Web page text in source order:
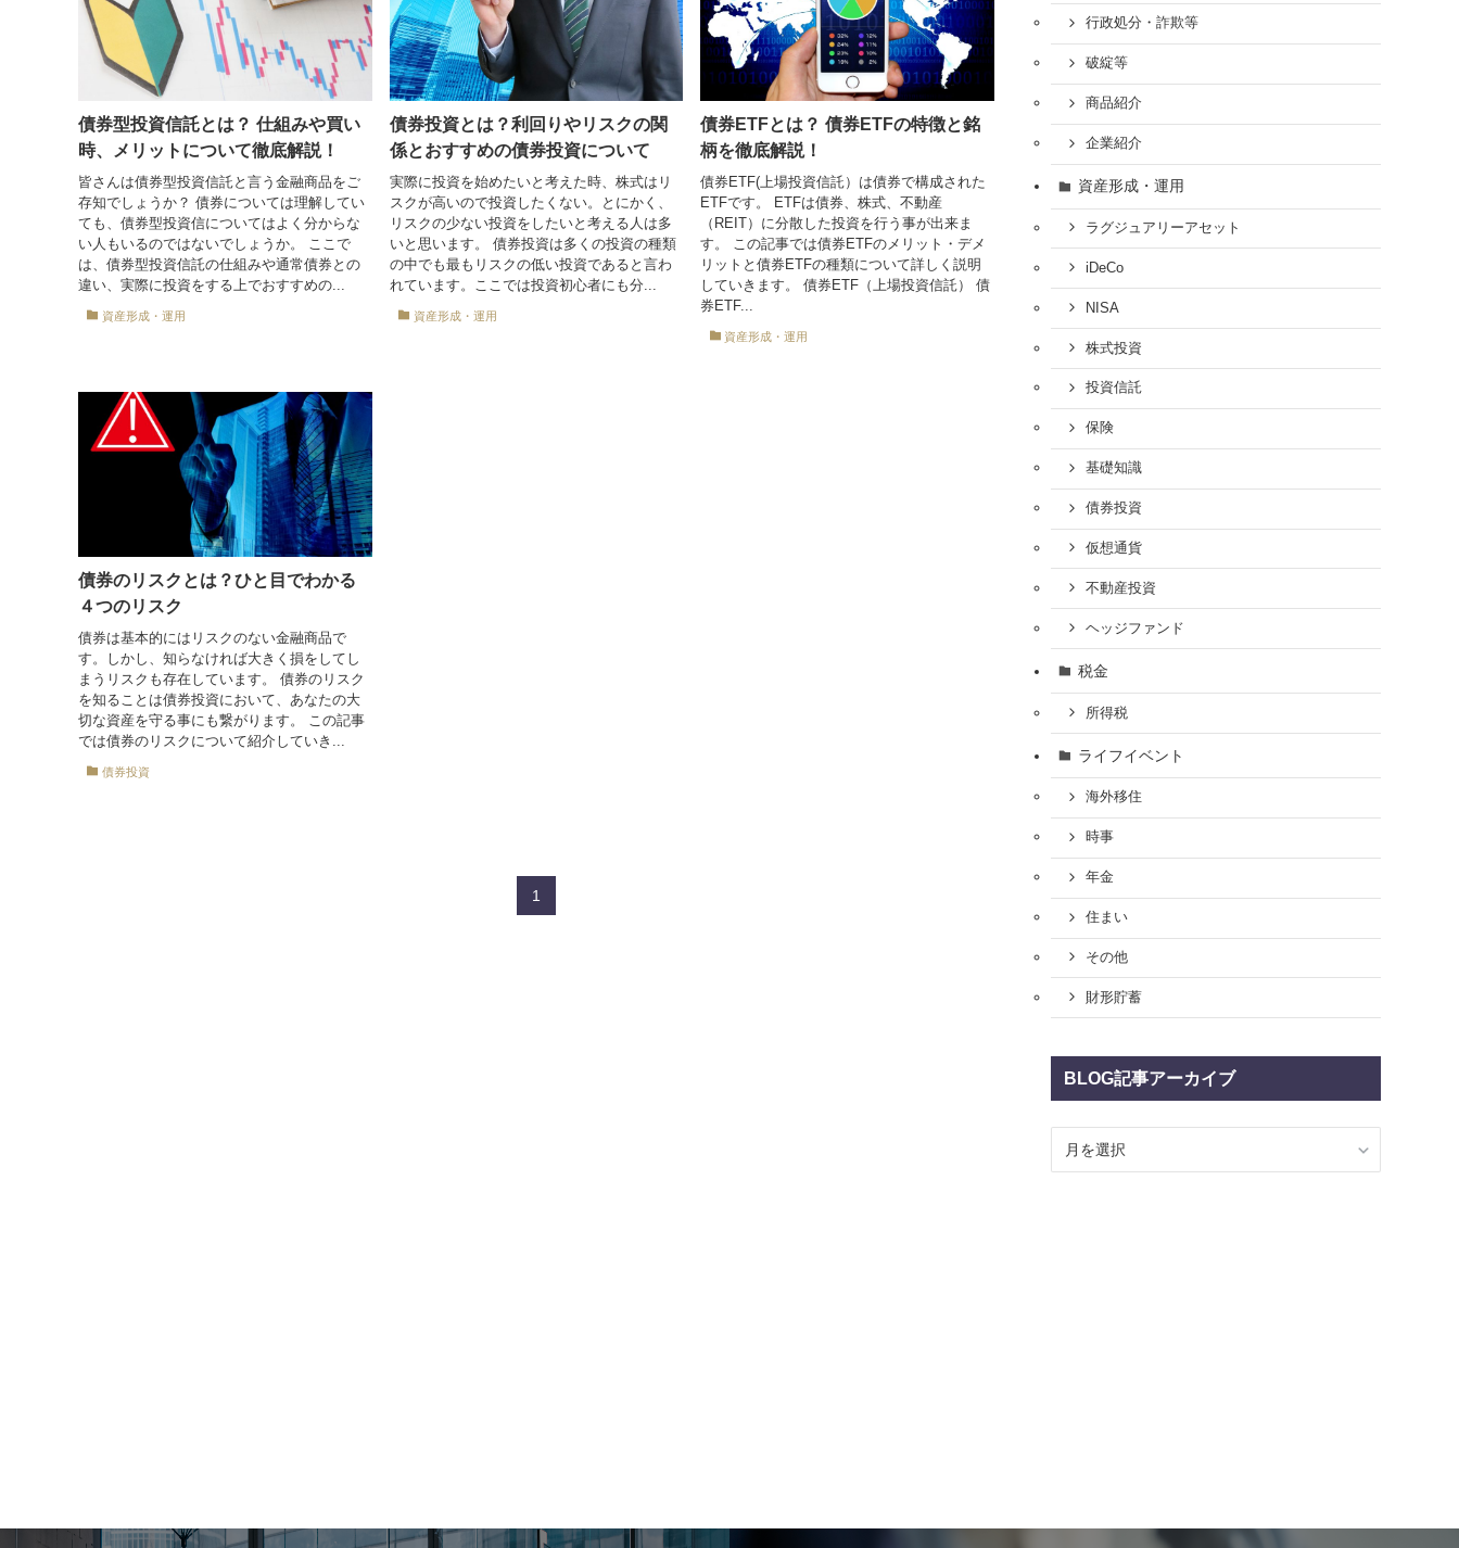
債券型投資信託とは？ 仕組みや買い
時、メリットについて徹底解説！
皆さんは債券型投資信託と言う金融商品をご
存知でしょうか？ 債券については理解してい
ても、債券型投資信についてはよく分からな
い人もいるのではないでしょうか。 ここで
は、債券型投資信託の仕組みや通常債券との
違い、実際に投資をする上でおすすめの...
資産形成・運用
債券投資とは？利回りやリスクの関
係とおすすめの債券投資について
実際に投資を始めたいと考えた時、株式はリ
スクが高いので投資したくない。とにかく、
リスクの少ない投資をしたいと考える人は多
いと思います。 債券投資は多くの投資の種類
の中でも最もリスクの低い投資であると言わ
れています。ここでは投資初心者にも分...
資産形成・運用
債券ETFとは？ 債券ETFの特徴と銘
柄を徹底解説！
債券ETF(上場投資信託）は債券で構成された
ETFです。 ETFは債券、株式、不動産
（REIT）に分散した投資を行う事が出来ま
す。 この記事では債券ETFのメリット・デメ
リットと債券ETFの種類について詳しく説明
していきます。 債券ETF（上場投資信託） 債
券ETF...
資産形成・運用
債券のリスクとは？ひと目でわかる
４つのリスク
債券は基本的にはリスクのない金融商品で
す。しかし、知らなければ大きく損をしてし
まうリスクも存在しています。 債券のリスク
を知ることは債券投資において、あなたの大
切な資産を守る事にも繋がります。 この記事
では債券のリスクについて紹介していき...
債券投資
1
行政処分・詐欺等
破綻等
商品紹介
企業紹介
資産形成・運用
ラグジュアリーアセット
iDeCo
NISA
株式投資
投資信託
保険
基礎知識
債券投資
仮想通貨
不動産投資
ヘッジファンド
税金
所得税
ライフイベント
海外移住
時事
年金
住まい
その他
財形貯蓄
BLOG記事アーカイブ